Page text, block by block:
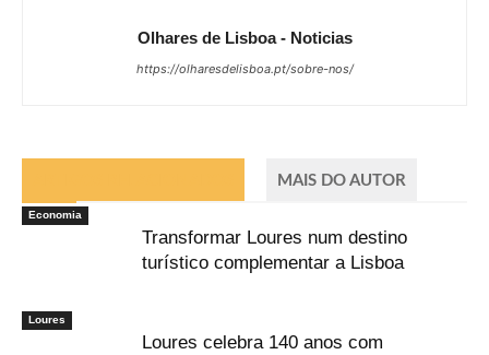
Olhares de Lisboa - Noticias
https://olharesdelisboa.pt/sobre-nos/
MAIS DO AUTOR
Economia
Transformar Loures num destino
turístico complementar a Lisboa
Loures
Loures celebra 140 anos com